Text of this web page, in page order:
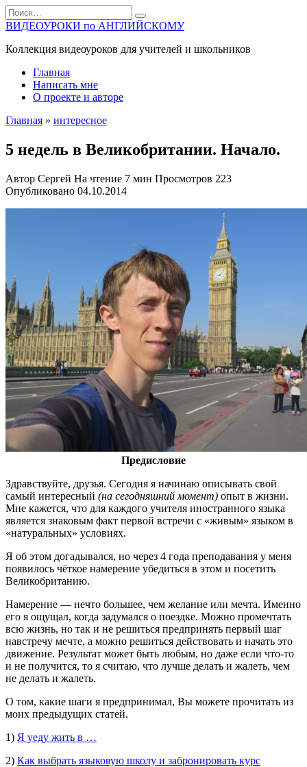
Перейти
к
содержанию
Search
for:
ВИДЕОУРОКИ по АНГЛИЙСКОМУ
Коллекция видеоуроков для учителей и школьников
Главная
Написать мне
О проекте и авторе
Главная » интересное
5 недель в Великобритании. Начало.
Автор Сергей На чтение 7 мин Просмотров 223
Опубликовано 04.10.2014
Предисловие
Здравствуйте, друзья. Сегодня я начинаю описывать свой
самый интересный (на сегодняшний момент) опыт в жизни.
Мне кажется, что для каждого учителя иностранного языка
является знаковым факт первой встречи с «живым» языком в
«натуральных» условиях.
Я об этом догадывался, но через 4 года преподавания у меня
появилось чёткое намерение убедиться в этом и посетить
Великобританию.
Намерение — нечто большее, чем желание или мечта. Именно
его я ощущал, когда задумался о поездке. Можно промечтать
всю жизнь, но так и не решиться предпринять первый шаг
навстречу мечте, а можно решиться действовать и начать это
движение. Результат может быть любым, но даже если что-то
и не получится, то я считаю, что лучше делать и жалеть, чем
не делать и жалеть.
О том, какие шаги я предпринимал, Вы можете прочитать из
моих предыдущих статей.
1) Я уеду жить в …
2) Как выбрать языковую школу и забронировать курс